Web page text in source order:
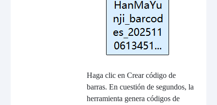
Haga clic en Crear código de
barras. En cuestión de segundos, la
herramienta genera códigos de